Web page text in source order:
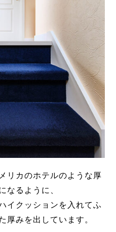
リカのホテルのような厚
なるように、
イクッションを入れてふ
厚みを出しています。